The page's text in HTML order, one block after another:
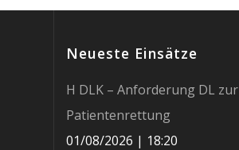
Neueste Einsätze
H DLK – Anforderung DL zur
Patientenrettung
01/08/2026 | 18:20